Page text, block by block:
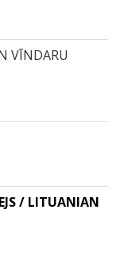
VĪNDARU
/ LITUANIAN